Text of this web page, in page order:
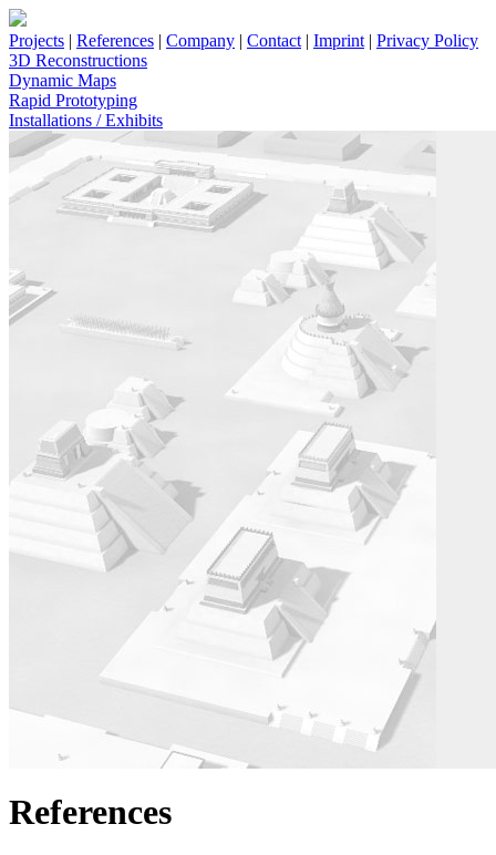
Projects | References | Company | Contact | Imprint | Privacy Policy
3D Reconstructions
Dynamic Maps
Rapid Prototyping
Installations / Exhibits
References